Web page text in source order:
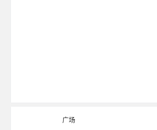
广场